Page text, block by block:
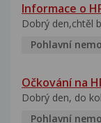
Informace o
Dobrý den,chtěl
Pohlavní
Očkování na
Dobrý den, do
Pohlavní